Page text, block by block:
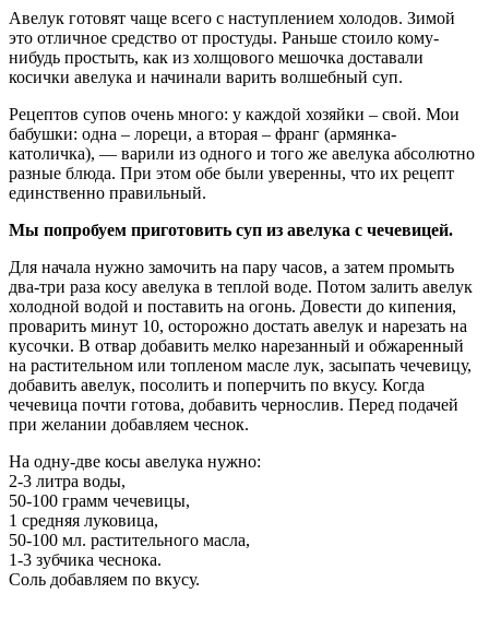
Авелук готовят чаще всего с наступлением холодов. Зимой
это отличное средство от простуды. Раньше стоило кому-
нибудь простыть, как из холщового мешочка доставали
косички авелука и начинали варить волшебный суп.
Рецептов супов очень много: у каждой хозяйки – свой. Мои
бабушки: одна – лореци, а вторая – франг (армянка-
католичка), — варили из одного и того же авелука абсолютно
разные блюда. При этом обе были уверенны, что их рецепт
единственно правильный.
Мы попробуем приготовить суп из авелука с чечевицей.
Для начала нужно замочить на пару часов, а затем промыть
два-три раза косу авелука в теплой воде. Потом залить авелук
холодной водой и поставить на огонь. Довести до кипения,
проварить минут 10, осторожно достать авелук и нарезать на
кусочки. В отвар добавить мелко нарезанный и обжаренный
на растительном или топленом масле лук, засыпать чечевицу,
добавить авелук, посолить и поперчить по вкусу. Когда
чечевица почти готова, добавить чернослив. Перед подачей
при желании добавляем чеснок.
На одну-две косы авелука нужно:
2-3 литра воды,
50-100 грамм чечевицы,
1 средняя луковица,
50-100 мл. растительного масла,
1-3 зубчика чеснока.
Соль добавляем по вкусу.